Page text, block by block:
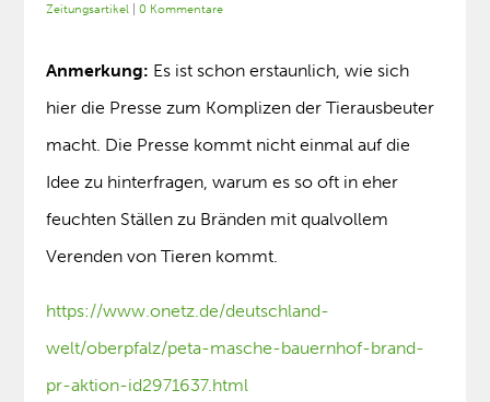
Zeitungsartikel |0 Kommentare
Anmerkung: Es ist schon erstaunlich, wie sich
hier die Presse zum Komplizen der Tierausbeuter
macht. Die Presse kommt nicht einmal auf die
Idee zu hinterfragen, warum es so oft in eher
feuchten Ställen zu Bränden mit qualvollem
Verenden von Tieren kommt.
https://www.onetz.de/deutschland-
welt/oberpfalz/peta-masche-bauernhof-brand-
pr-aktion-id2971637.html